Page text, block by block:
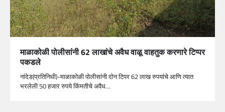
माळाकोळी पोलीसांनी 62 लाखांचे अवैध वाळू वाहतुक करणारे टिप्पर
पकडले
नांदेड(प्रतिनिधी)-माळाकोळी पोलीसांनी दोन टिपर 62 लाख रुपयांचे आणि त्यात
भरलेली 50 हजार रुपये किंमतीचे अवैध…